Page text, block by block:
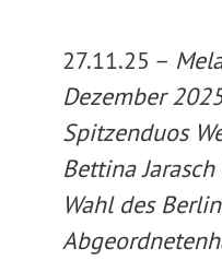
27.11.25 –
Dezember
Spitzenduos
Bettina Jarasch
Wahl des